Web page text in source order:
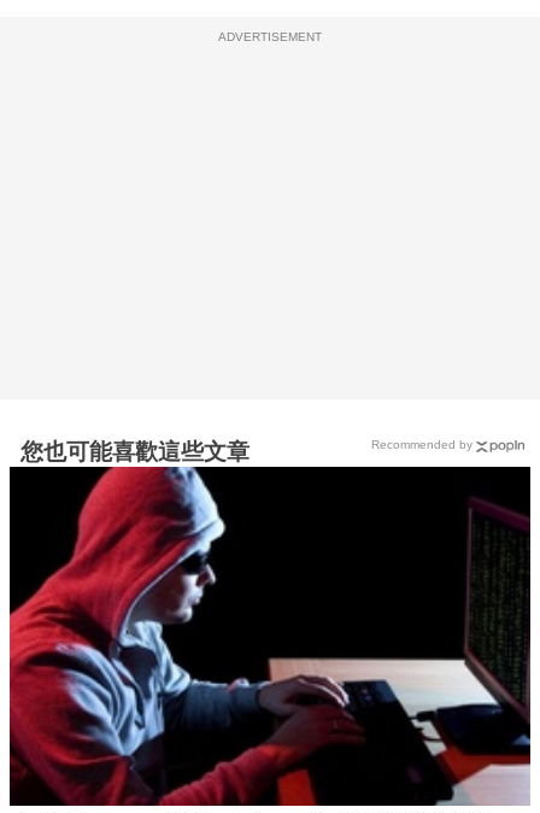
ADVERTISEMENT
您也可能喜歡這些文章 Recommended by